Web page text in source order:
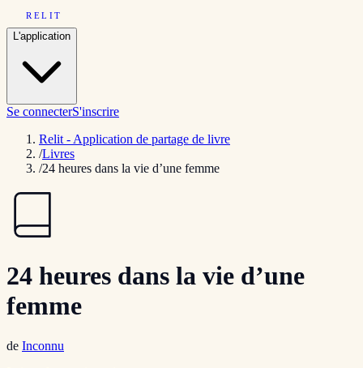
RELIT
L'application
Se connecterS'inscrire
Relit - Application de partage de livre
/Livres
/24 heures dans la vie d’une femme
24 heures dans la vie d’une
femme
de Inconnu